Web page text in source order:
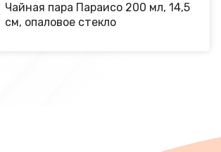
Чайная пара Параисо 200 мл, 14,5
см, опаловое стекло